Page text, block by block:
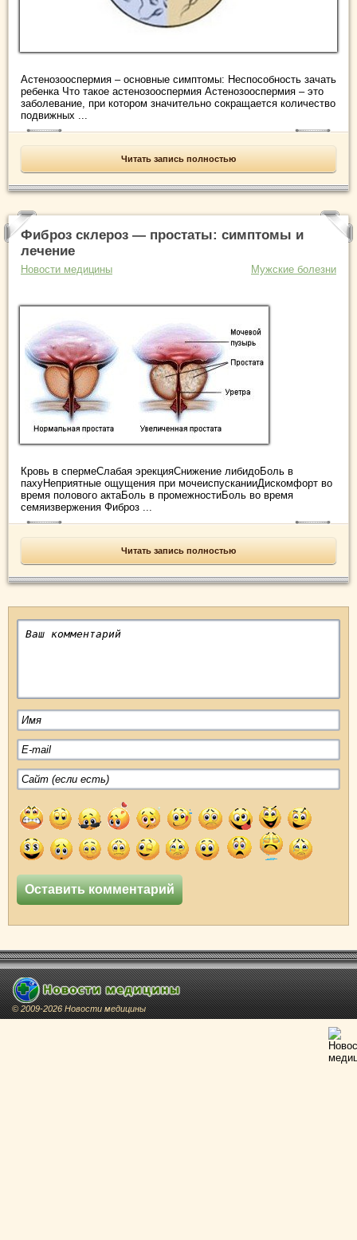
Астенозооспермия – основные симптомы: Неспособность зачать
ребенка Что такое астенозооспермия Астенозооспермия – это
заболевание, при котором значительно сокращается количество
подвижных ...
Читать запись полностью
Фиброз склероз — простаты: симптомы и
лечение
Новости медицины Мужские болезни
Кровь в спермеСлабая эрекцияСнижение либидоБоль в
пахуНеприятные ощущения при мочеиспусканииДискомфорт во
время полового актаБоль в промежностиБоль во время
семяизвержения Фиброз ...
Читать запись полностью
© 2009-2026 Новости медицины